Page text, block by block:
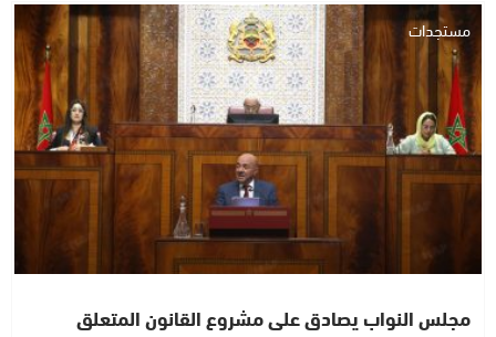
مستجدات
مجلس النواب يصادق على مشروع القانون المتعلق